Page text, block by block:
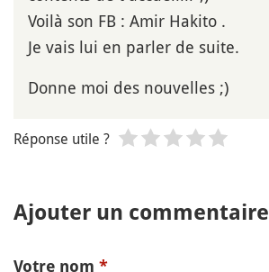
Voilà son FB : Amir Hakito .
Je vais lui en parler de suite.
Donne moi des nouvelles ;)
Réponse utile ?
Ajouter un commentaire
Votre nom *